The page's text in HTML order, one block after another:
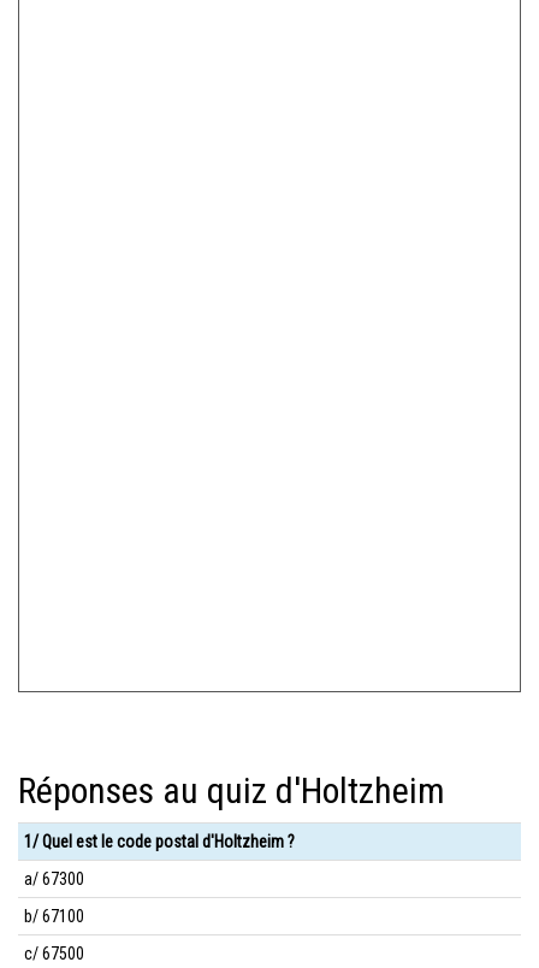
Réponses au quiz d'Holtzheim
1/ Quel est le code postal d'Holtzheim ?
a/ 67300
b/ 67100
c/ 67500